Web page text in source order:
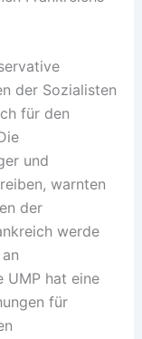
der Sozialisten
für den
und
warnten
der
werde
UMP hat eine
für